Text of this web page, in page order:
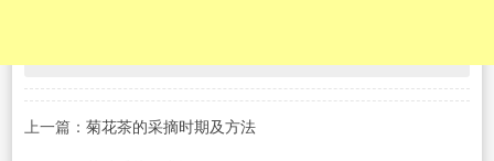
上一篇： 菊花茶的采摘时期及方法